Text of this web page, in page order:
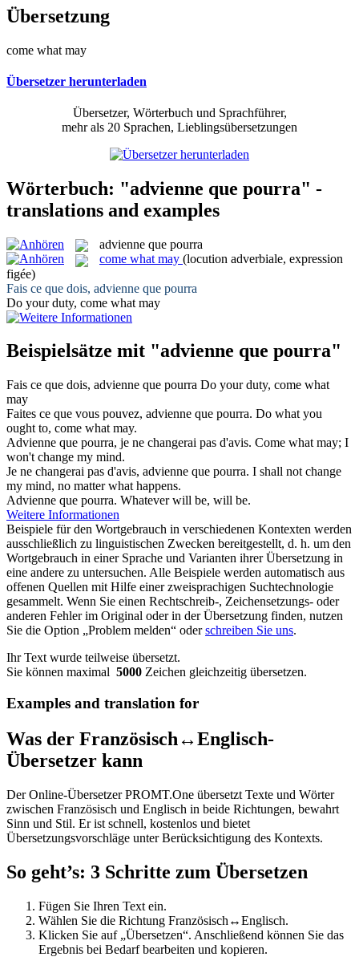
Übersetzung
come what may
Übersetzer herunterladen
Übersetzer, Wörterbuch und Sprachführer,
mehr als 20 Sprachen, Lieblingsübersetzungen
Wörterbuch: "advienne que pourra" -
translations and examples
advienne que pourra
come what may (locution adverbiale, expression
figée)
Fais ce que dois, advienne que pourra
Do your duty, come what may
Beispielsätze mit "advienne que pourra"
Fais ce que dois, advienne que pourra Do your duty, come what
may
Faites ce que vous pouvez, advienne que pourra. Do what you
ought to, come what may.
Advienne que pourra, je ne changerai pas d'avis. Come what may; I
won't change my mind.
Je ne changerai pas d'avis, advienne que pourra. I shall not change
my mind, no matter what happens.
Advienne que pourra. Whatever will be, will be.
Weitere Informationen
Beispiele für den Wortgebrauch in verschiedenen Kontexten werden
ausschließlich zu linguistischen Zwecken bereitgestellt, d. h. um den
Wortgebrauch in einer Sprache und Varianten ihrer Übersetzung in
eine andere zu untersuchen. Alle Beispiele werden automatisch aus
offenen Quellen mit Hilfe einer zweisprachigen Suchtechnologie
gesammelt. Wenn Sie einen Rechtschreib-, Zeichensetzungs- oder
anderen Fehler im Original oder in der Übersetzung finden, nutzen
Sie die Option „Problem melden“ oderschreiben Sie uns.
Ihr Text wurde teilweise übersetzt.
Sie können maximal 5000 Zeichen gleichzeitig übersetzen.
Examples and translation for
Was der Französisch↔Englisch-
Übersetzer kann
Der Online-Übersetzer PROMT.One übersetzt Texte und Wörter
zwischen Französisch und Englisch in beide Richtungen, bewahrt
Sinn und Stil. Er ist schnell, kostenlos und bietet
Übersetzungsvorschläge unter Berücksichtigung des Kontexts.
So geht’s: 3 Schritte zum Übersetzen
Fügen Sie Ihren Text ein.
Wählen Sie die Richtung Französisch↔Englisch.
Klicken Sie auf „Übersetzen“. Anschließend können Sie das
Ergebnis bei Bedarf bearbeiten und kopieren.